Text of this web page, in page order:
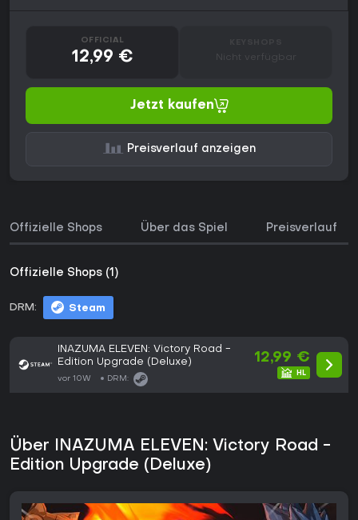
OFFICIAL
12,99 € Nicht verfügbar
Jetzt kaufen
Preisverlauf anzeigen
Offizielle Shops Über das Spiel Preisverlauf
Offizielle Shops (1)
DRM: Steam
INAZUMA ELEVEN: Victory Road -
Edition Upgrade (Deluxe)
vor 10W DRM:
12,99 €
Über INAZUMA ELEVEN: Victory Road -
Edition Upgrade (Deluxe)